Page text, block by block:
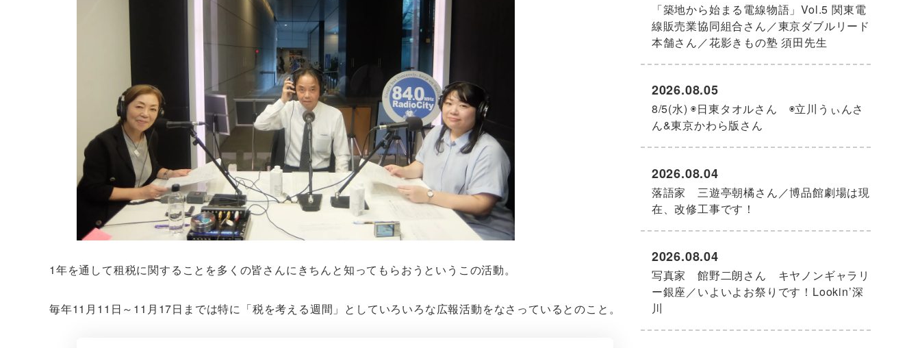
1年を通して租税に関することを多くの皆さんにきちんと知ってもらおうというこの活動。
毎年11月11日～11月17日までは特に「税を考える週間」としていろいろな広報活動をなさっているとのこと。
「築地から始まる電線物語」Vol.5 関東電
線販売業協同組合さん／東京ダブルリード
本舗さん／花影きもの塾 須田先生
8/5(水) ◉日東タオルさん ◉立川うぃんさ
ん&東京かわら版さん
2026.08.05
落語家 三遊亭朝橘さん／博品館劇場は現
在、改修工事です！
2026.08.04
写真家 館野二朗さん キヤノンギャラリ
ー銀座／いよいよお祭りです！Lookin’深
川
2026.08.04